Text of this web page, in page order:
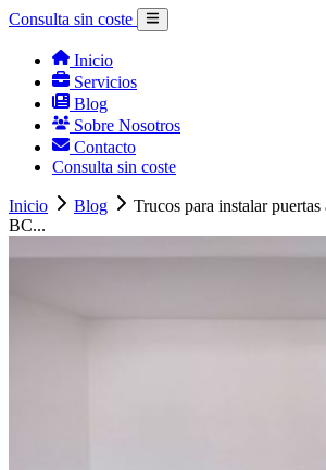
Consulta sin coste
Inicio
Servicios
Blog
Sobre Nosotros
Contacto
Consulta sin coste
Inicio Blog
Trucos para instalar puertas
BC...